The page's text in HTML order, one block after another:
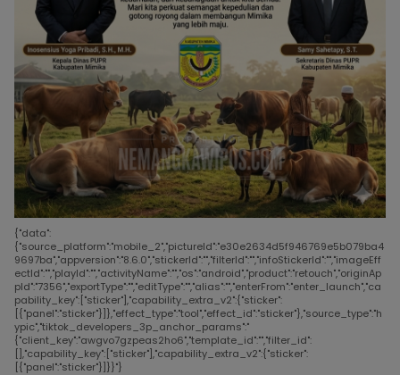
{"data":
{"source_platform":"mobile_2","pictureId":"e30e2634d5f946769e5b079ba4
9697ba","appversion":"8.6.0","stickerId":"","filterId":"","infoStickerId":"","imageEff
ectId":"","playId":"","activityName":"","os":"android","product":"retouch","originAp
pId":"7356","exportType":"","editType":"","alias":"","enterFrom":"enter_launch","ca
pability_key":["sticker"],"capability_extra_v2":{"sticker":
[{"panel":"sticker"}]},"effect_type":"tool","effect_id":"sticker"},"source_type":"h
ypic","tiktok_developers_3p_anchor_params":"
{"client_key":"awgvo7gzpeas2ho6","template_id":"","filter_id":
[],"capability_key":["sticker"],"capability_extra_v2":{"sticker":
[{"panel":"sticker"}]}}"}